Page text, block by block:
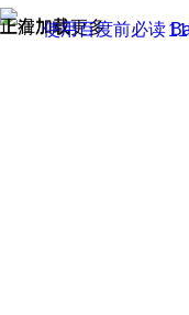
正在加载
上滑加载更多
使用百度前必读京